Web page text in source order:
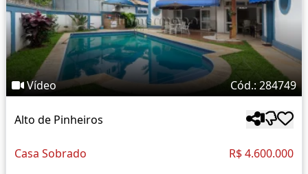
Vídeo Cód.: 284749
Alto de Pinheiros
Casa Sobrado R$ 4.600.000